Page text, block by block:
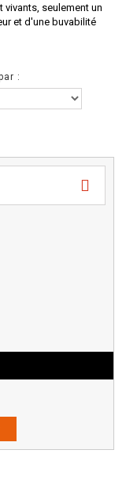
vivants, seulement un
et d'une buvabilité
: